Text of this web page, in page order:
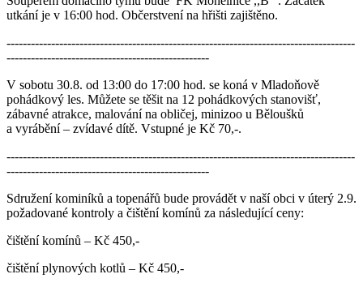
utkání je v 16:00 hod. Občerstvení na hřišti zajištěno.
--------------------------------------------------------------------------------------
--------------------------------------------------
V sobotu 30.8. od 13:00 do 17:00 hod. se koná v Mladoňově
pohádkový les. Můžete se těšit na 12 pohádkových stanovišť,
zábavné atrakce, malování na obličej, minizoo u Běloušků
a vyrábění – zvídavé dítě. Vstupné je Kč 70,-.
--------------------------------------------------------------------------------------
--------------------------------------------------
Sdružení kominíků a topenářů bude provádět v naší obci v úterý 2.9.
požadované kontroly a čištění komínů za následující ceny:
čištění komínů – Kč 450,-
čištění plynových kotlů – Kč 450,-